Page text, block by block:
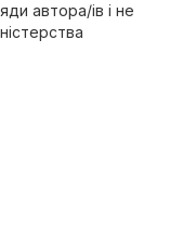
автора/ів і не